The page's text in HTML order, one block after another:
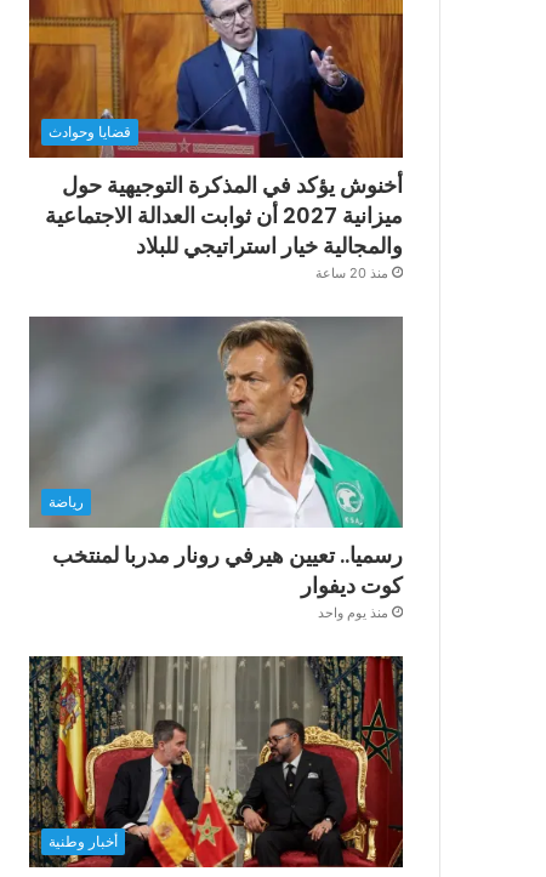
قضايا وحوادث
أخنوش يؤكد في المذكرة التوجيهية حول
ميزانية 2027 أن ثوابت العدالة الاجتماعية
والمجالية خيار استراتيجي للبلاد
منذ 20 ساعة
رياضة
رسميا.. تعيين هيرفي رونار مدربا لمنتخب
كوت ديفوار
منذ يوم واحد
أخبار وطنية